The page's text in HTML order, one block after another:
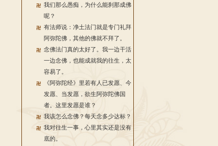
我们那么愚痴，为什么能刹那成佛
呢？
有法师说：净土法门就是专门礼拜
阿弥陀佛，其他的佛就不拜了。
念佛法门真的太好了。我一边干活
一边念佛，也能成就我的往生，太
容易了。
《阿弥陀经》里若有人已发愿、今
发愿、当发愿，欲生阿弥陀佛国
者。这里发愿是谁？
我该怎么念佛？每天念多少达标？
我对往生一事，心里其实还是没有
底的。